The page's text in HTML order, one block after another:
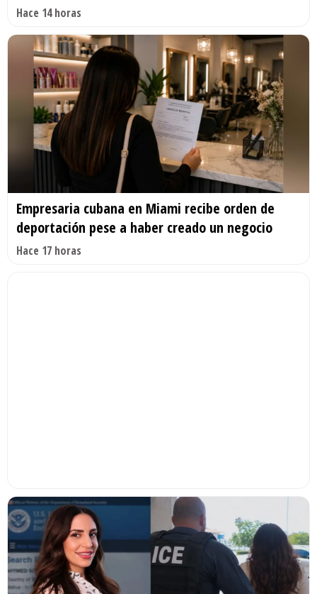
Hace 14 horas
Empresaria cubana en Miami recibe orden de
deportación pese a haber creado un negocio
Hace 17 horas